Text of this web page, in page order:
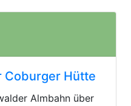
Coburger Hütte
Almbahn über